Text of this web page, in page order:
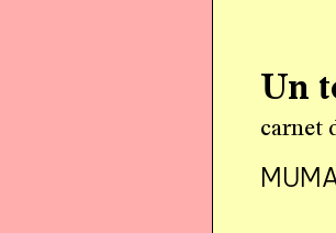
Un
carnet